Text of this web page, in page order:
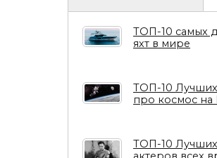
ТОП-10 самых
яхт в мире
ТОП-10
про космос на
ТОП-10 Лучших